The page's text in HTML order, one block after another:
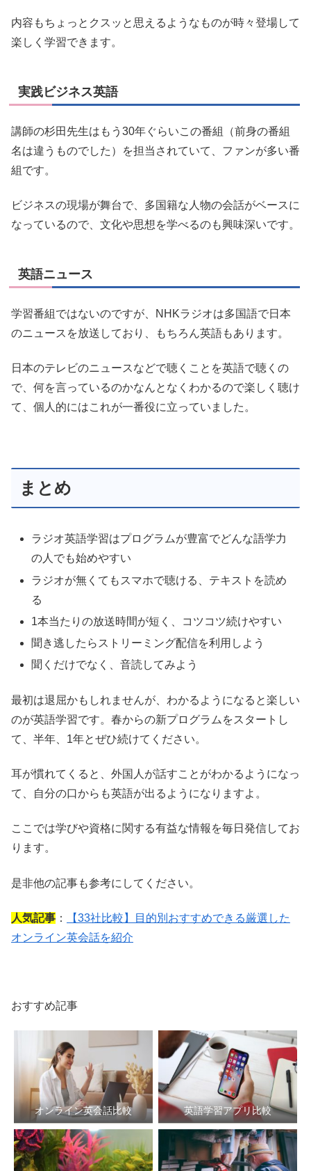
内容もちょっとクスッと思えるようなものが時々登場して
楽しく学習できます。
実践ビジネス英語
講師の杉田先生はもう30年ぐらいこの番組（前身の番組
名は違うものでした）を担当されていて、ファンが多い番
組です。
ビジネスの現場が舞台で、多国籍な人物の会話がベースに
なっているので、文化や思想を学べるのも興味深いです。
英語ニュース
学習番組ではないのですが、NHKラジオは多国語で日本
のニュースを放送しており、もちろん英語もあります。
日本のテレビのニュースなどで聴くことを英語で聴くの
で、何を言っているのかなんとなくわかるので楽しく聴け
て、個人的にはこれが一番役に立っていました。
まとめ
ラジオ英語学習はプログラムが豊富でどんな語学力
の人でも始めやすい
ラジオが無くてもスマホで聴ける、テキストを読め
る
1本当たりの放送時間が短く、コツコツ続けやすい
聞き逃したらストリーミング配信を利用しよう
聞くだけでなく、音読してみよう
最初は退屈かもしれませんが、わかるようになると楽しい
のが英語学習です。春からの新プログラムをスタートし
て、半年、1年とぜひ続けてください。
耳が慣れてくると、外国人が話すことがわかるようになっ
て、自分の口からも英語が出るようになりますよ。
ここでは学びや資格に関する有益な情報を毎日発信してお
ります。
是非他の記事も参考にしてください。
人気記事 ：
【33社比較】目的別おすすめできる厳選した
オンライン英会話を紹介
おすすめ記事
オンライン英会話比較 英語学習アプリ比較